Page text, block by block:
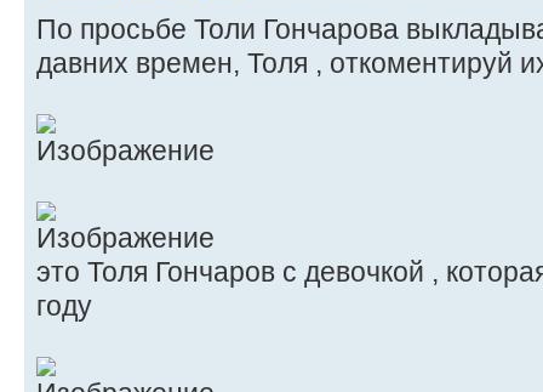
По просьбе Толи Гончарова
давних времен, Толя , откоментируй
это Толя Гончаров с девочкой ,
году